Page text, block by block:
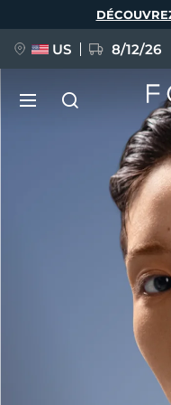
US 8/12/26
NOUVEAU
FAQ™ Pure
BREAKING NEWS
issa™ Teeth
简